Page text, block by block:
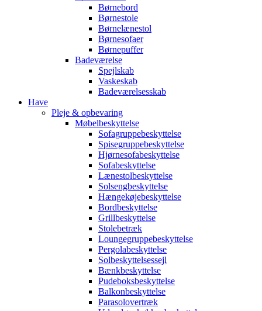
Børnebord
Børnestole
Børnelænestol
Børnesofaer
Børnepuffer
Badeværelse
Spejlskab
Vaskeskab
Badeværelsesskab
Have
Pleje & opbevaring
Møbelbeskyttelse
Sofagruppebeskyttelse
Spisegruppebeskyttelse
Hjørnesofabeskyttelse
Sofabeskyttelse
Lænestolbeskyttelse
Solsengbeskyttelse
Hængekøjebeskyttelse
Bordbeskyttelse
Grillbeskyttelse
Stolebetræk
Loungegruppebeskyttelse
Pergolabeskyttelse
Solbeskyttelsessejl
Bænkbeskyttelse
Pudeboksbeskyttelse
Balkonbeskyttelse
Parasolovertræk